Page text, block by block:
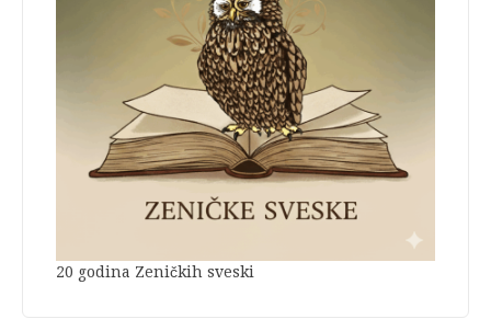
20 godina Zeničkih sveski